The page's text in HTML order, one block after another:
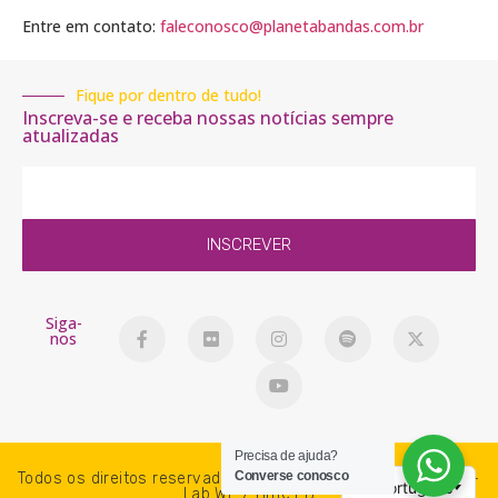
Entre em contato: faleconosco@planetabandas.com.br
Fique por dentro de tudo!
Inscreva-se e receba nossas notícias sempre
atualizadas
INSCREVER
Siga-
nos
Todos os direitos reservados. PlanetaBandas © 2018-2026 -
Lab WP / Time PB
Precisa de ajuda?
Converse conosco